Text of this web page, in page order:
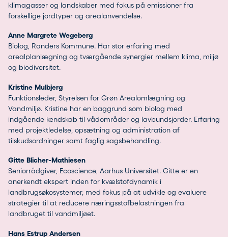
klimagasser og landskaber med fokus på emissioner fra
forskellige jordtyper og arealanvendelse.
Anne Margrete Wegeberg
Biolog, Randers Kommune. Har stor erfaring med
arealplanlægning og tværgående synergier mellem klima, miljø
og biodiversitet.
Kristine Mulbjerg
Funktionsleder, Styrelsen for Grøn Arealomlægning og
Vandmiljø. Kristine har en baggrund som biolog med
indgående kendskab til vådområder og lavbundsjorder. Erfaring
med projektledelse, opsætning og administration af
tilskudsordninger samt faglig sagsbehandling.
Gitte Blicher-Mathiesen
Seniorrådgiver, Ecoscience, Aarhus Universitet. Gitte er en
anerkendt ekspert inden for kvælstofdynamik i
landbrugsøkosystemer, med fokus på at udvikle og evaluere
strategier til at reducere næringsstofbelastningen fra
landbruget til vandmiljøet.
Hans Estrup Andersen